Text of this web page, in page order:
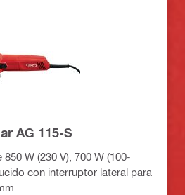
AG 115-S
W (230 V), 700 W (100-
con interruptor lateral para